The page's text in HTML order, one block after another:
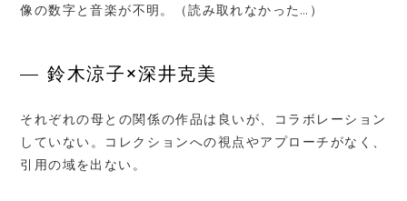
像の数字と音楽が不明。（読み取れなかった…）
鈴木涼子×深井克美
それぞれの母との関係の作品は良いが、コラボレーション
していない。コレクションへの視点やアプローチがなく、
引用の域を出ない。